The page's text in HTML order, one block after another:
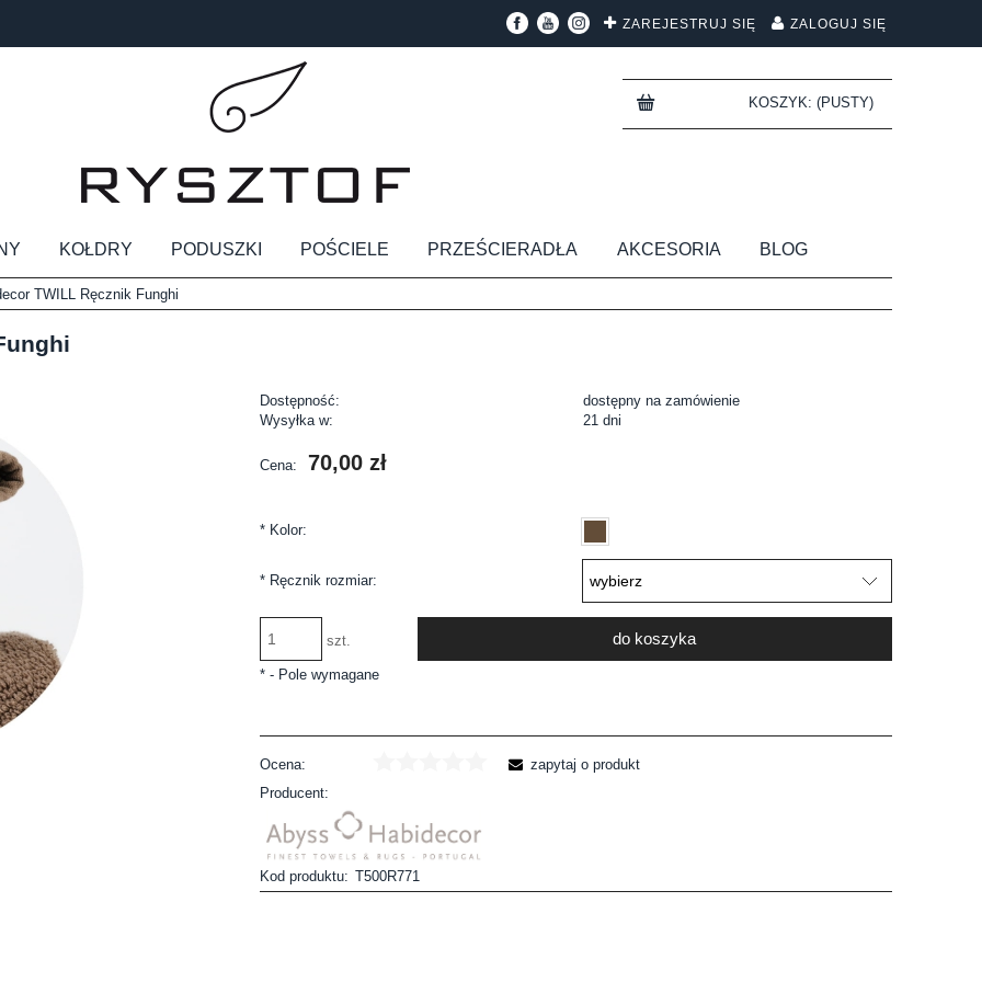
ZAREJESTRUJ SIĘ ZALOGUJ SIĘ
KOSZYK: (PUSTY)
KOŁDRY PODUSZKI POŚCIELE PRZEŚCIERADŁA AKCESORIA BLOG
TWILL Ręcznik Funghi
Dostępność:
dostępny na zamówienie
Wysyłka w:
21 dni
Cena: 70,00 zł
*Kolor:
*Ręcznik rozmiar:
szt. do koszyka
*- Pole wymagane
Ocena:
Producent:
Kod produktu: T500R771
zapytaj o produkt